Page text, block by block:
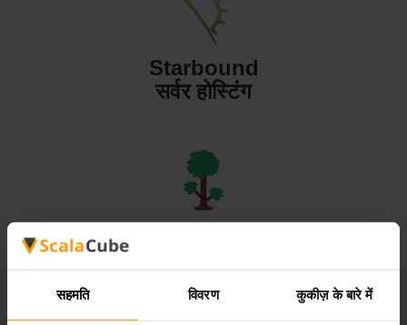
सहमति विवरण कुकीज़ के बारे में
Starbound
सर्वर होस्टिंग